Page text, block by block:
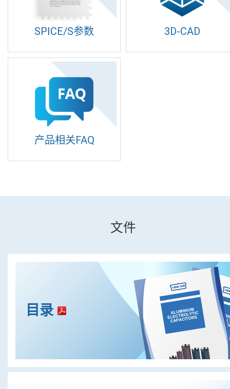
SPICE/S参数 3D-CAD
产品相关FAQ
文件
目录